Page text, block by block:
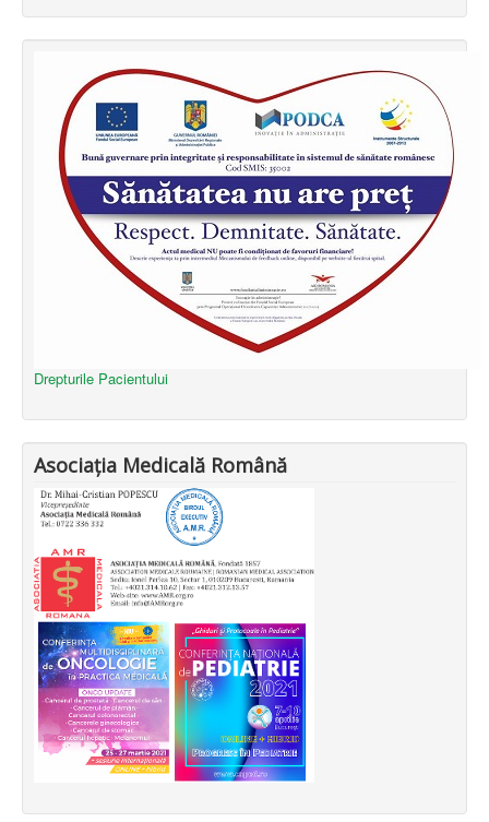
Drepturile Pacientului
Asociația Medicală Română